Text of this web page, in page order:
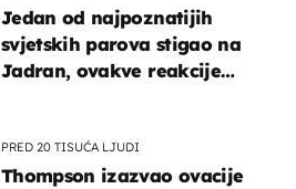
Jedan od najpoznatijih
svjetskih parova stigao na
Jadran, ovakve reakcije
PRED 20 TISUĆA LJUDI
Thompson izazvao ovacije